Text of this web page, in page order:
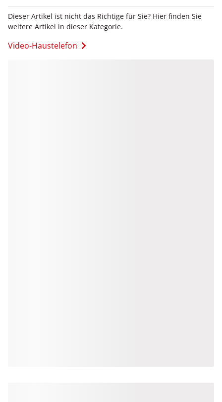
Dieser Artikel ist nicht das Richtige für Sie? Hier finden Sie
weitere Artikel in dieser Kategorie.
Video-Haustelefon